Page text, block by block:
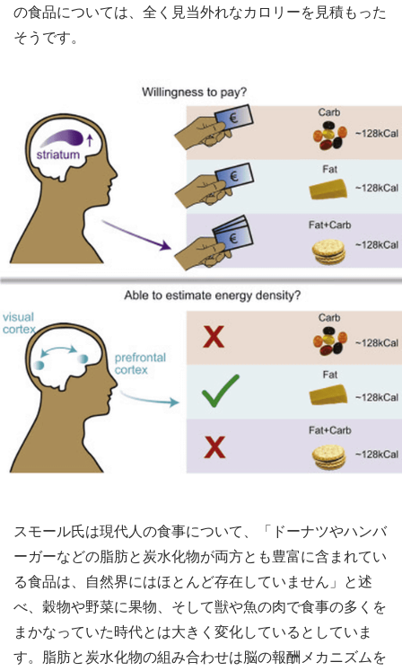
の食品については、全く見当外れなカロリーを見積もった
そうです。
スモール氏は現代人の食事について、「ドーナツやハンバ
ーガーなどの脂肪と炭水化物が両方とも豊富に含まれてい
る食品は、自然界にはほとんど存在していません」と述
べ、穀物や野菜に果物、そして獣や魚の肉で食事の多くを
まかなっていた時代とは大きく変化しているとしていま
す。脂肪と炭水化物の組み合わせは脳の報酬メカニズムを